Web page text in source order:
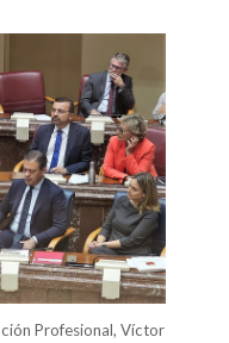
Profesional, Víctor